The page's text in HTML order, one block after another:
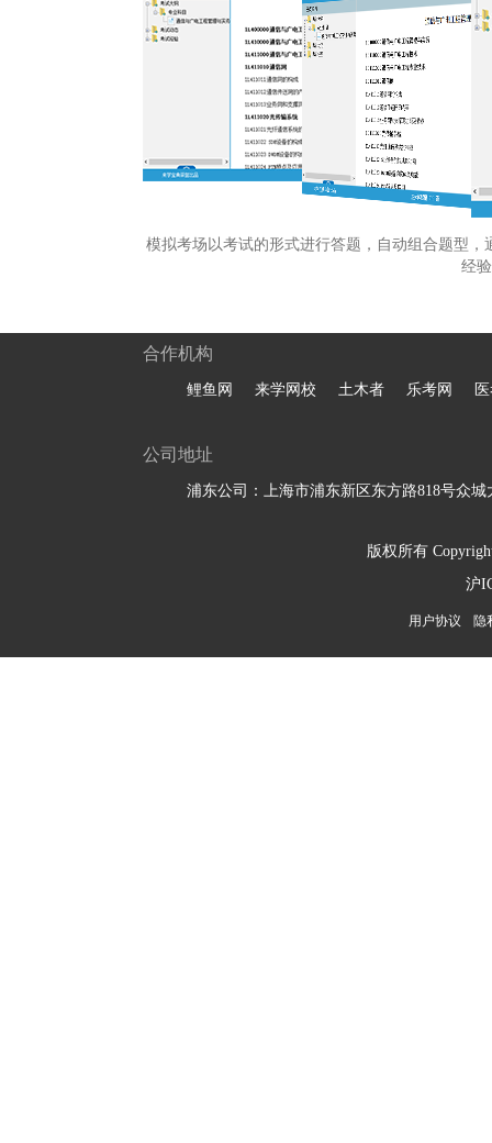
模拟考场以考试的形式进行答题，自动组合题型
经
合作机构
鲤鱼网 来学网校 土木者 乐考网
公司地址
浦东公司：上海市浦东新区东方路818号众城
版权所有
沪
用户协议 隐